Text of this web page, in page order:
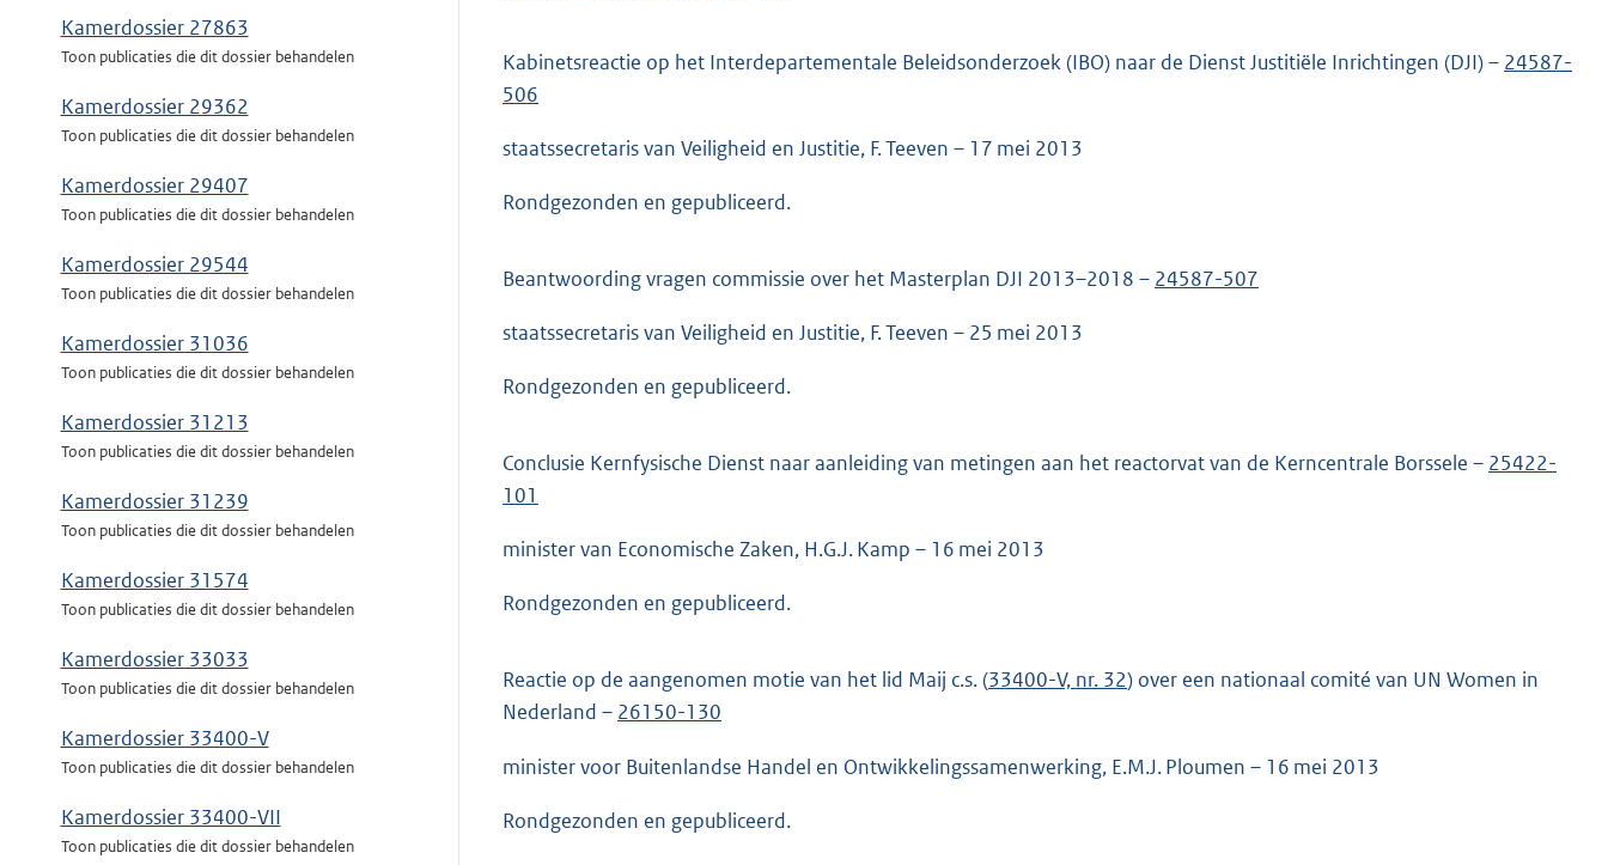
Kamerdossier 27863
Toon publicaties die dit dossier behandelen
Kamerdossier 29362
Toon publicaties die dit dossier behandelen
Kamerdossier 29407
Toon publicaties die dit dossier behandelen
Kamerdossier 29544
Toon publicaties die dit dossier behandelen
Kamerdossier 31036
Toon publicaties die dit dossier behandelen
Kamerdossier 31213
Toon publicaties die dit dossier behandelen
Kamerdossier 31239
Toon publicaties die dit dossier behandelen
Kamerdossier 31574
Toon publicaties die dit dossier behandelen
Kamerdossier 33033
Toon publicaties die dit dossier behandelen
Kamerdossier 33400-V
Toon publicaties die dit dossier behandelen
Kamerdossier 33400-VII
Toon publicaties die dit dossier behandelen
Kabinetsreactie op het Interdepartementale Beleidsonderzoek (IBO) naar de Dienst Justitiële Inrichtingen (DJI) – 24587-
506
staatssecretaris van Veiligheid en Justitie, F. Teeven – 17 mei 2013
Rondgezonden en gepubliceerd.
Beantwoording vragen commissie over het Masterplan DJI 2013–2018 – 24587-507
staatssecretaris van Veiligheid en Justitie, F. Teeven – 25 mei 2013
Rondgezonden en gepubliceerd.
Conclusie Kernfysische Dienst naar aanleiding van metingen aan het reactorvat van de Kerncentrale Borssele – 25422-
101
minister van Economische Zaken, H.G.J. Kamp – 16 mei 2013
Rondgezonden en gepubliceerd.
Reactie op de aangenomen motie van het lid Maij c.s. (33400-V, nr. 32) over een nationaal comité van UN Women in
Nederland – 26150-130
minister voor Buitenlandse Handel en Ontwikkelingssamenwerking, E.M.J. Ploumen – 16 mei 2013
Rondgezonden en gepubliceerd.